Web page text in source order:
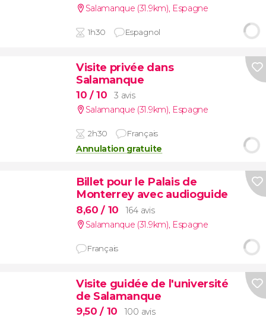
Salamanque (31.9km), Espagne
1h30 Espagnol
Visite privée dans
Salamanque
10 / 10
3 avis
Salamanque (31.9km), Espagne
2h30 Français
Annulation gratuite
Billet pour le Palais de
Monterrey avec audioguide
8,60/ 10
164 avis
Salamanque (31.9km), Espagne
Français
Visite guidée de l'université
de Salamanque
9,50/ 10
100 avis